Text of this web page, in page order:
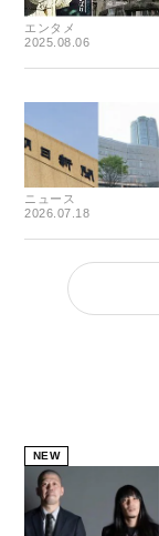
エンタメ
2025.08.06
ニュース
2026.07.18
NEW